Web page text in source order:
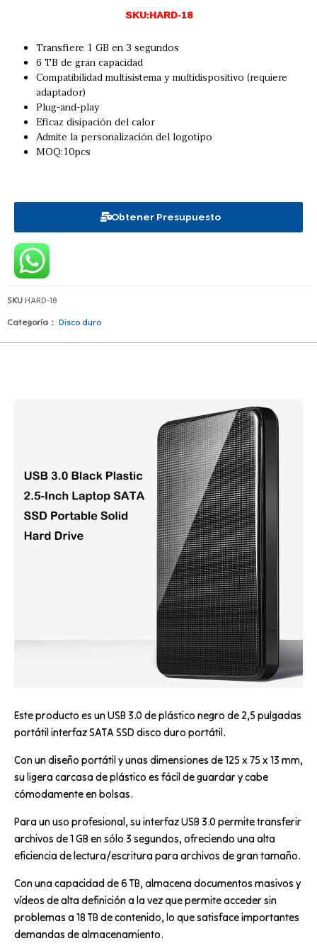
SKU:HARD-18
Transfiere 1 GB en 3 segundos
6 TB de gran capacidad
Compatibilidad multisistema y multidispositivo (requiere
adaptador)
Plug-and-play
Eficaz disipación del calor
Admite la personalización del logotipo
MOQ:10pcs
Obtener Presupuesto
SKU HARD-18
Categoría： Disco duro
Este producto es un USB 3.0 de plástico negro de 2,5 pulgadas
portátil interfaz SATA SSD disco duro portátil.
Con un diseño portátil y unas dimensiones de 125 x 75 x 13 mm,
su ligera carcasa de plástico es fácil de guardar y cabe
cómodamente en bolsas.
Para un uso profesional, su interfaz USB 3.0 permite transferir
archivos de 1 GB en sólo 3 segundos, ofreciendo una alta
eficiencia de lectura/escritura para archivos de gran tamaño.
Con una capacidad de 6 TB, almacena documentos masivos y
vídeos de alta definición a la vez que permite acceder sin
problemas a 18 TB de contenido, lo que satisface importantes
demandas de almacenamiento.